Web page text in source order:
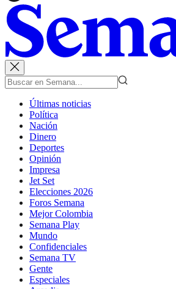
Últimas noticias
Política
Nación
Dinero
Deportes
Opinión
Impresa
Jet Set
Elecciones 2026
Foros Semana
Mejor Colombia
Semana Play
Mundo
Confidenciales
Semana TV
Gente
Especiales